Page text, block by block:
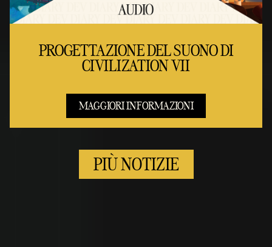
PROGETTAZIONE DEL SUONO DI
CIVILIZATION VII
MAGGIORI INFORMAZIONI
PIÙ NOTIZIE